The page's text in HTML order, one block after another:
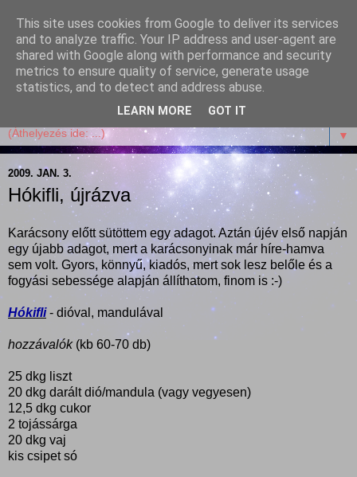
Garffyka
Szösszenetek a konyhámból, az életemből. Mosollyal,
receptekkel, vidámsággal, marcipánnal, csokival.
▼
2009. JAN. 3.
Hókifli, újrázva
Karácsony előtt sütöttem egy adagot. Aztán újév első napján
egy újabb adagot, mert a karácsonyinak már híre-hamva
sem volt. Gyors, könnyű, kiadós, mert sok lesz belőle és a
fogyási sebessége alapján állíthatom, finom is :-)
Hókifli- dióval, mandulával
hozzávalók(kb 60-70 db)
25 dkg liszt
20 dkg darált dió/mandula (vagy vegyesen)
12,5 dkg cukor
2 tojássárga
20 dkg vaj
kis csipet só
This site uses cookies from Google to deliver its services
and to analyze traffic. Your IP address and user-agent are
shared with Google along with performance and security
metrics to ensure quality of service, generate usage
statistics, and to detect and address abuse.
LEARN MORE GOT IT